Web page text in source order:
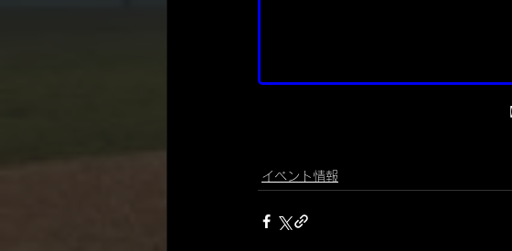
イベント情報